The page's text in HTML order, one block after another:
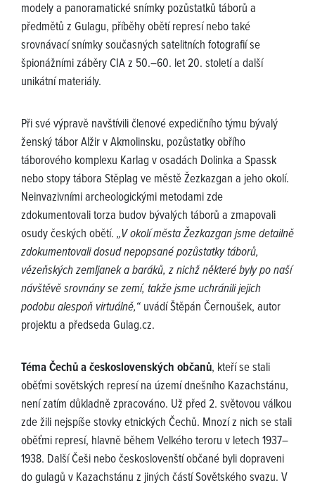
modely a panoramatické snímky pozůstatků táborů a
předmětů z Gulagu, příběhy obětí represí nebo také
srovnávací snímky současných satelitních fotografií se
špionážními záběry CIA z 50.–60. let 20. století a další
unikátní materiály.
Při své výpravě navštívili členové expedičního týmu bývalý
ženský tábor Alžir v Akmolinsku, pozůstatky obřího
táborového komplexu Karlag v osadách Dolinka a Spassk
nebo stopy tábora Stěplag ve městě Žezkazgan a jeho okolí.
Neinvazivními archeologickými metodami zde
zdokumentovali torza budov bývalých táborů a zmapovali
osudy českých obětí. „V okolí města Žezkazgan jsme detailně
zdokumentovali dosud nepopsané pozůstatky táborů,
vězeňských zemljanek a baráků, z nichž některé byly po naší
návštěvě srovnány se zemí, takže jsme uchránili jejich
podobu alespoň virtuálně,“ uvádí Štěpán Černoušek, autor
projektu a předseda Gulag.cz.
Téma Čechů a československých občanů, kteří se stali
oběťmi sovětských represí na území dnešního Kazachstánu,
není zatím důkladně zpracováno. Už před 2. světovou válkou
zde žili nejspíše stovky etnických Čechů. Mnozí z nich se stali
oběťmi represí, hlavně během Velkého teroru v letech 1937–
1938. Další Češi nebo českoslovenští občané byli dopraveni
do gulagů v Kazachstánu z jiných částí Sovětského svazu. V